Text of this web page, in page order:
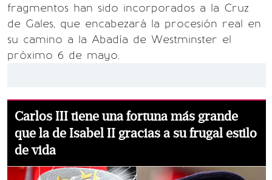
fragmentos han sido incorporados a la Cruz
de Gales, que encabezará la procesión real en
su camino a la Abadía de Westminster el
próximo 6 de mayo.
Carlos III tiene una fortuna más grande
que la de Isabel II gracias a su frugal estilo
de vida